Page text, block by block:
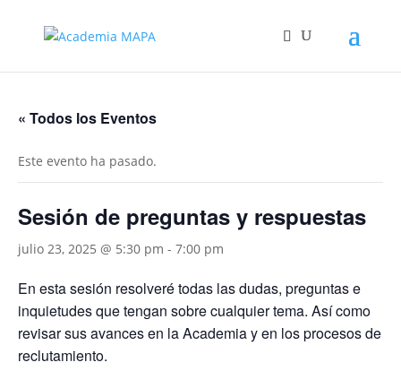
« Todos los Eventos
Este evento ha pasado.
Sesión de preguntas y respuestas
julio 23, 2025 @ 5:30 pm - 7:00 pm
En esta sesión resolveré todas las dudas, preguntas e
inquietudes que tengan sobre cualquier tema. Así como
revisar sus avances en la Academia y en los procesos de
reclutamiento.